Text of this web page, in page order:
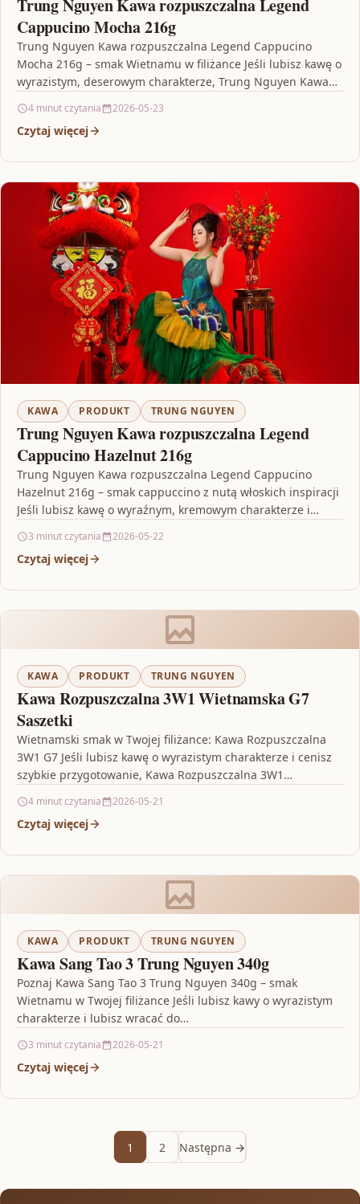
Trung Nguyen Kawa rozpuszczalna Legend
Cappucino Mocha 216g
Trung Nguyen Kawa rozpuszczalna Legend Cappucino
Mocha 216g – smak Wietnamu w filiżance Jeśli lubisz kawę o
wyrazistym, deserowym charakterze, Trung Nguyen Kawa
4 minut czytania 2026-05-23
Czytaj więcej
KAWA PRODUKT TRUNG NGUYEN
Trung Nguyen Kawa rozpuszczalna Legend
Cappucino Hazelnut 216g
Trung Nguyen Kawa rozpuszczalna Legend Cappucino
Hazelnut 216g – smak cappuccino z nutą włoskich inspiracji
Jeśli lubisz kawę o wyraźnym, kremowym charakterze i
3 minut czytania 2026-05-22
Czytaj więcej
KAWA PRODUKT TRUNG NGUYEN
Kawa Rozpuszczalna 3W1 Wietnamska G7
Saszetki
Wietnamski smak w Twojej filiżance: Kawa Rozpuszczalna
3W1 G7 Jeśli lubisz kawę o wyrazistym charakterze i cenisz
szybkie przygotowanie, Kawa Rozpuszczalna 3W1
4 minut czytania 2026-05-21
Czytaj więcej
KAWA PRODUKT TRUNG NGUYEN
Kawa Sang Tao 3 Trung Nguyen 340g
Poznaj Kawa Sang Tao 3 Trung Nguyen 340g – smak
Wietnamu w Twojej filiżance Jeśli lubisz kawy o wyrazistym
charakterze i lubisz wracać do…
3 minut czytania 2026-05-21
Czytaj więcej
1 2 Następna →